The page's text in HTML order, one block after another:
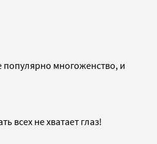
популярно многоженство, и
всех не хватает глаз!